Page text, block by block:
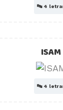
🔤 4
ISAM
🔤 4